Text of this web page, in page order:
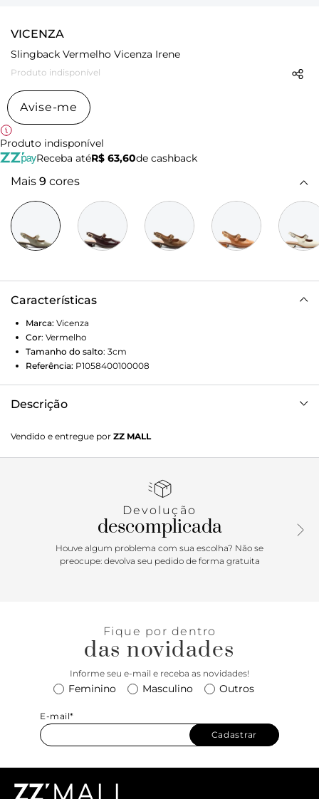
VICENZA
Slingback Vermelho Vicenza Irene
Produto indisponível
Avise-me
Produto indisponível
Receba atéR$ 63,60de cashback
Mais 9 cores
Características
Marca: Vicenza
Cor: Vermelho
Tamanho do salto: 3cm
Referência: P1058400100008
Descrição
combina a delicadeza do estilo sapato boneca à
modernidade do salto bloco baixo. Autêntico com estilo
Vendido e entregue por ZZ MALL
Devolução
descomplicada
Houve algum problema com sua escolha? Não se
preocupe: devolva seu pedido de forma gratuita
Fique por dentro
das novidades
Informe seu e-mail e receba as novidades!
Feminino Masculino Outros
E-mail*
Cadastrar